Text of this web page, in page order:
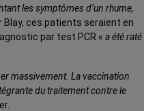
les symptômes d’un rhume,
Blay, ces patients seraient en
par test PCR « a été raté
massivement. La vaccination
du traitement contre le